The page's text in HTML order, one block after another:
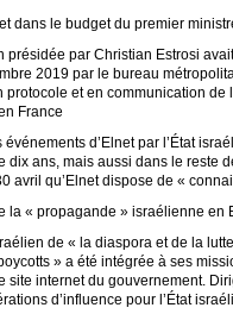
dans le budget du premier
présidée par Christian Estrosi
2019 par le bureau
protocole et en communication
France
d’Elnet par l’État
dix ans, mais aussi dans le reste
avril qu’Elnet dispose de «
la « propagande » israélienne en
de « la diaspora et de la
» a été intégrée à ses
site internet du gouvernement.
d’influence pour l’État